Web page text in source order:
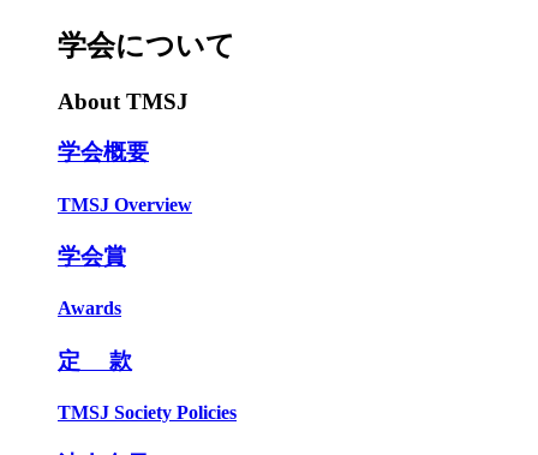
学会について
About TMSJ
学会概要
TMSJ Overview
学会賞
Awards
定 款
TMSJ Society Policies